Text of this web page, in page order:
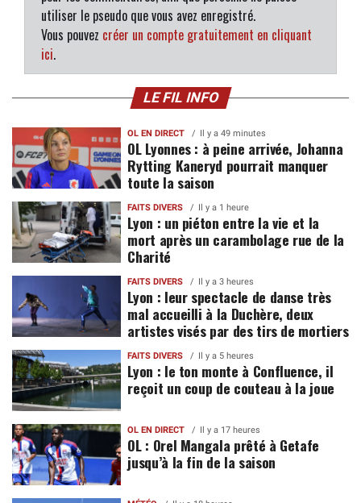
utiliser le pseudo que vous avez enregistré.
Vous pouvez créer un compte gratuitement en cliquant
ici.
LE FIL INFO
OL EN DIRECT Il y a 49 minutes
OL Lyonnes : à peine arrivée, Johanna
Rytting Kaneryd pourrait manquer
toute la saison
FAITS DIVERS Il y a 1 heure
Lyon : un piéton entre la vie et la
mort après un carambolage rue de la
Charité
FAITS DIVERS Il y a 3 heures
Lyon : leur spectacle de danse très
mal accueilli à la Duchère, deux
artistes visés par des tirs de mortiers
FAITS DIVERS Il y a 5 heures
Lyon : le ton monte à Confluence, il
reçoit un coup de couteau à la joue
OL EN DIRECT Il y a 17 heures
OL : Orel Mangala prêté à Getafe
jusqu’à la fin de la saison